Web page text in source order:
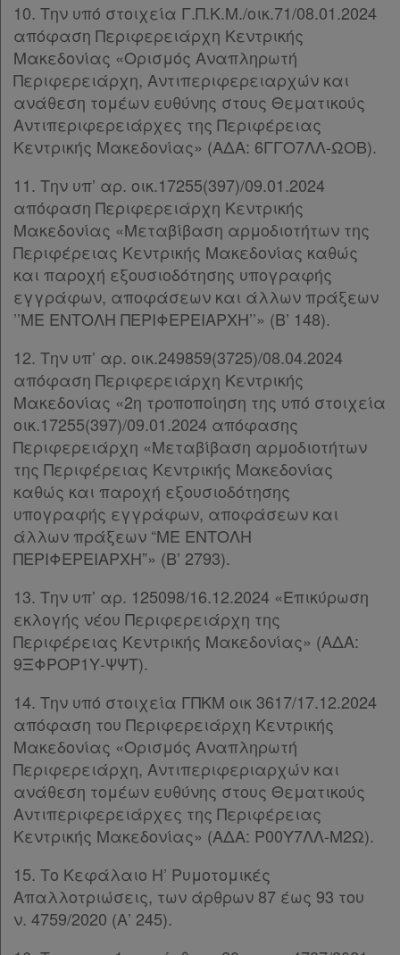
Χρήσιμα
Assistant
Νομολογία
Kodiko
Forum
Αναζήτηση
Κ.Α.Δ.
Διακρατικές
Συμφωνίες
Ελλάδας
10. Την υπό στοιχεία Γ.Π.Κ.Μ./οικ.71/08.01.2024
απόφαση Περιφερειάρχη Κεντρικής
Μακεδονίας «Ορισμός Αναπληρωτή
Περιφερειάρχη, Αντιπεριφερειαρχών και
ανάθεση τομέων ευθύνης στους Θεματικούς
Αντιπεριφερειάρχες της Περιφέρειας
Κεντρικής Μακεδονίας» (ΑΔΑ: 6ΓΓΟ7ΛΛ-ΩΟΒ).
11. Την υπ’ αρ. οικ.17255(397)/09.01.2024
απόφαση Περιφερειάρχη Κεντρικής
Μακεδονίας «Μεταβίβαση αρμοδιοτήτων της
Περιφέρειας Κεντρικής Μακεδονίας καθώς
και παροχή εξουσιοδότησης υπογραφής
εγγράφων, αποφάσεων και άλλων πράξεων
’’ΜΕ ΕΝΤΟΛΗ ΠΕΡΙΦΕΡΕΙΑΡΧΗ’’» (Β’ 148).
12. Την υπ’ αρ. οικ.249859(3725)/08.04.2024
απόφαση Περιφερειάρχη Κεντρικής
Μακεδονίας «2η τροποποίηση της υπό στοιχεία
οικ.17255(397)/09.01.2024 απόφασης
Περιφερειάρχη «Μεταβίβαση αρμοδιοτήτων
της Περιφέρειας Κεντρικής Μακεδονίας
καθώς και παροχή εξουσιοδότησης
υπογραφής εγγράφων, αποφάσεων και
άλλων πράξεων “ΜΕ ΕΝΤΟΛΗ
ΠΕΡΙΦΕΡΕΙΑΡΧΗ”» (Β’ 2793).
13. Την υπ’ αρ. 125098/16.12.2024 «Επικύρωση
εκλογής νέου Περιφερειάρχη της
Περιφέρειας Κεντρικής Μακεδονίας» (ΑΔΑ:
9ΞΦΡΟΡ1Υ-ΨΨΤ).
14. Την υπό στοιχεία ΓΠΚΜ οικ 3617/17.12.2024
απόφαση του Περιφερειάρχη Κεντρικής
Μακεδονίας «Ορισμός Αναπληρωτή
Περιφερειάρχη, Αντιπεριφεριαρχών και
ανάθεση τομέων ευθύνης στους Θεματικούς
Αντιπεριφερειάρχες της Περιφέρειας
Κεντρικής Μακεδονίας» (ΑΔΑ: Ρ00Υ7ΛΛ-Μ2Ω).
15. Το Κεφάλαιο Η’ Ρυμοτομικές
Απαλλοτριώσεις, των άρθρων 87 έως 93 του
ν. 4759/2020 (Α’ 245).